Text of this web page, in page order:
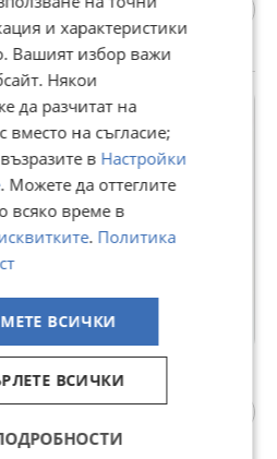
и характеристики
Вашият избор важи
Някои
да разчитат на
вместо на съгласие;
в Настройки
. Можете да оттеглите
всяко време в
. Политика
ВСИЧКИ
ВСИЧКИ